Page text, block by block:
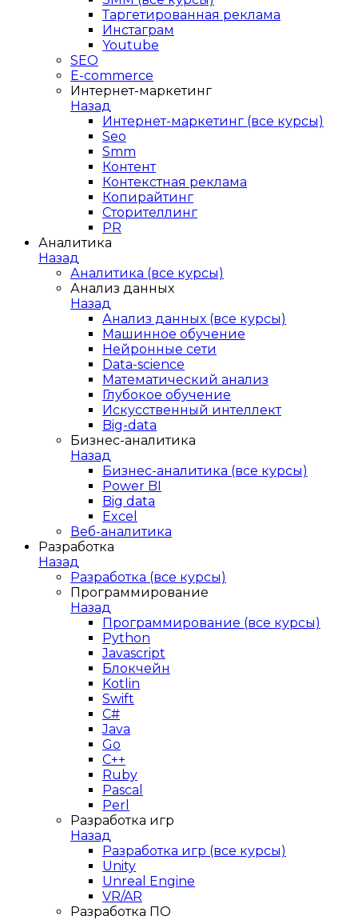
Таргетированная реклама
Инстаграм
Youtube
SEO
E-сommerce
Интернет-маркетинг
Назад
Интернет-маркетинг (все курсы)
Seo
Smm
Контент
Контекстная реклама
Копирайтинг
Сторителлинг
PR
Аналитика
Назад
Аналитика (все курсы)
Анализ данных
Назад
Анализ данных (все курсы)
Машинное обучение
Нейронные сети
Data-science
Математический анализ
Глубокое обучение
Искусственный интеллект
Big-data
Бизнес-аналитика
Назад
Бизнес-аналитика (все курсы)
Power BI
Big data
Excel
Веб-аналитика
Разработка
Назад
Разработка (все курсы)
Программирование
Назад
Программирование (все курсы)
Python
Javascript
Блокчейн
Kotlin
Swift
C#
Java
Go
C++
Ruby
Pascal
Perl
Разработка игр
Назад
Разработка игр (все курсы)
Unity
Unreal Engine
VR/AR
Разработка ПО